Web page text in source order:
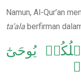
Namun, Al-Qur’an
ta’ala berfirman
يُوحَىٰٓ